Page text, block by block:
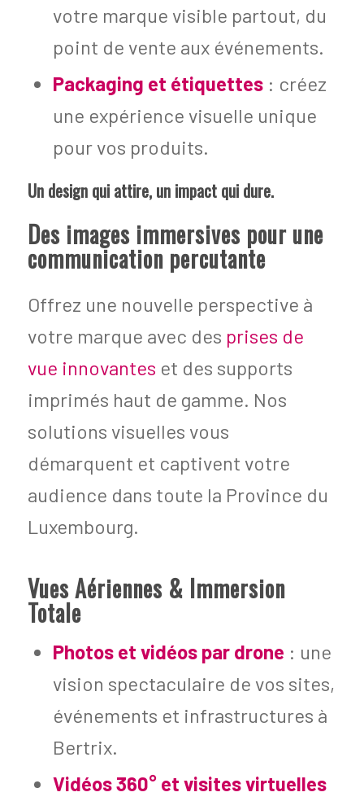
votre marque visible partout, du
point de vente aux événements.
Packaging et étiquettes: créez
une expérience visuelle unique
pour vos produits.
Un design qui attire, un impact qui dure.
Des images immersives pour une
communication percutante
Offrez une nouvelle perspective à
votre marque avec des prises de
vue innovantes et des supports
imprimés haut de gamme. Nos
solutions visuelles vous
démarquent et captivent votre
audience dans toute la Province du
Luxembourg.
Vues Aériennes & Immersion
Totale
Photos et vidéos par drone : une
vision spectaculaire de vos sites,
événements et infrastructures à
Bertrix.
Vidéos 360° et visites virtuelles